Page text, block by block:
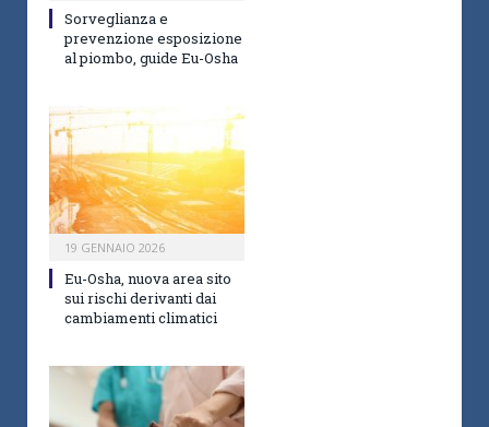
Sorveglianza e
prevenzione esposizione
al piombo, guide Eu-Osha
19 GENNAIO 2026
Eu-Osha, nuova area sito
sui rischi derivanti dai
cambiamenti climatici